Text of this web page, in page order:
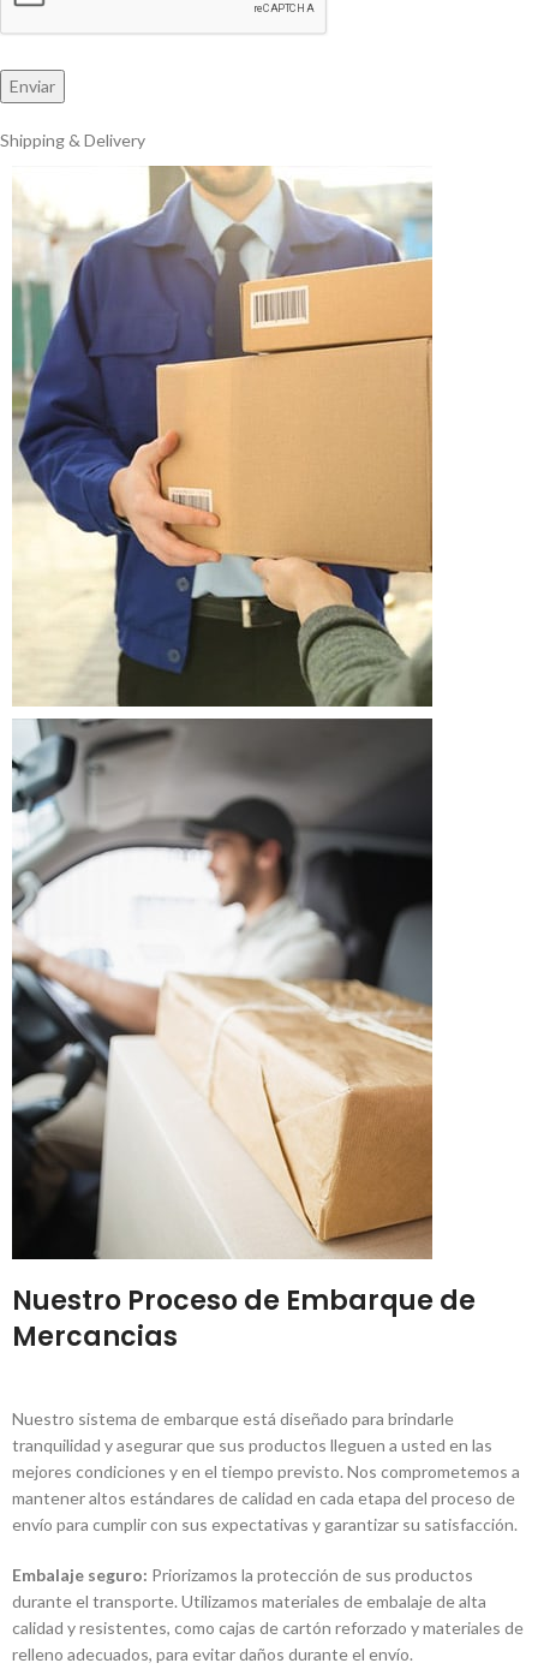
Shipping & Delivery
Nuestro Proceso de Embarque de
Mercancias
Nuestro sistema de embarque está diseñado para brindarle
tranquilidad y asegurar que sus productos lleguen a usted en las
mejores condiciones y en el tiempo previsto. Nos comprometemos a
mantener altos estándares de calidad en cada etapa del proceso de
envío para cumplir con sus expectativas y garantizar su satisfacción.
Embalaje seguro: Priorizamos la protección de sus productos
durante el transporte. Utilizamos materiales de embalaje de alta
calidad y resistentes, como cajas de cartón reforzado y materiales de
relleno adecuados, para evitar daños durante el envío.